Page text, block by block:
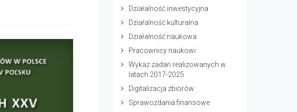
Działalność inwestycyjna
Działalność kulturalna
Działalność naukowa
Pracownicy naukowi
Wykaz zadań realizowanych w
latach 2017-2025
Digitalizacja zbiorów
Sprawozdania finansowe